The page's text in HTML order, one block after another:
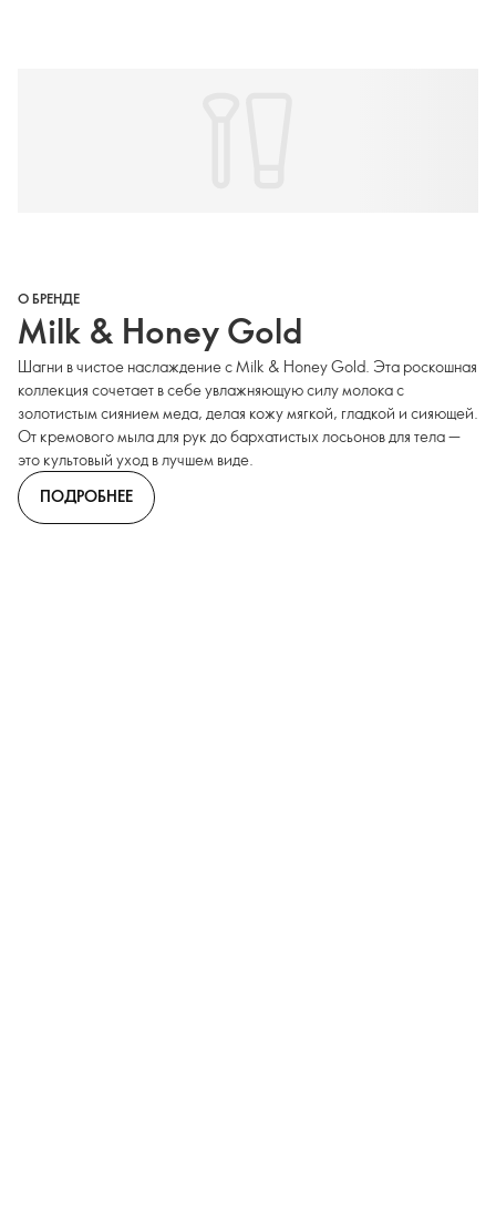
О БРЕНДЕ
Milk & Honey Gold
Шагни в чистое наслаждение с Milk & Honey Gold. Эта роскошная
коллекция сочетает в себе увлажняющую силу молока с
золотистым сиянием меда, делая кожу мягкой, гладкой и сияющей.
От кремового мыла для рук до бархатистых лосьонов для тела —
это культовый уход в лучшем виде.
ПОДРОБНЕЕ